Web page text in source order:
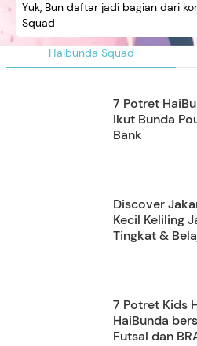
Haibunda Squad
Yuk, Bun daftar jadi bagian dari
Squad
7 Potret
Ikut Bunda
Bank
Discover
Kecil Keliling
Tingkat &
7 Potret Kids
HaiBunda
Futsal dan